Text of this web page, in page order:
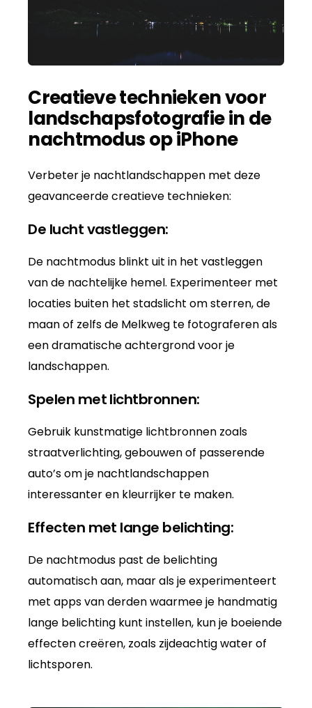
Creatieve technieken voor
landschapsfotografie in de
nachtmodus op iPhone
Verbeter je nachtlandschappen met deze
geavanceerde creatieve technieken:
De lucht vastleggen:
De nachtmodus blinkt uit in het vastleggen
van de nachtelijke hemel. Experimenteer met
locaties buiten het stadslicht om sterren, de
maan of zelfs de Melkweg te fotograferen als
een dramatische achtergrond voor je
landschappen.
Spelen met lichtbronnen:
Gebruik kunstmatige lichtbronnen zoals
straatverlichting, gebouwen of passerende
auto’s om je nachtlandschappen
interessanter en kleurrijker te maken.
Effecten met lange belichting:
De nachtmodus past de belichting
automatisch aan, maar als je experimenteert
met apps van derden waarmee je handmatig
lange belichting kunt instellen, kun je boeiende
effecten creëren, zoals zijdeachtig water of
lichtsporen.